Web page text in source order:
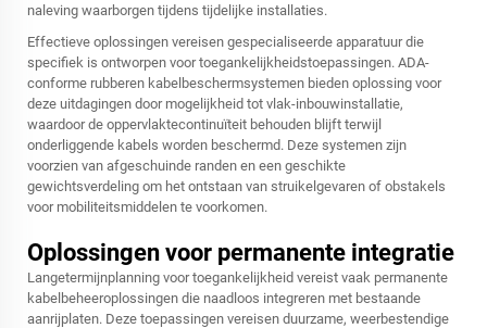
naleving waarborgen tijdens tijdelijke installaties.
Effectieve oplossingen vereisen gespecialiseerde apparatuur die
specifiek is ontworpen voor toegankelijkheidstoepassingen. ADA-
conforme rubberen kabelbeschermsystemen bieden oplossing voor
deze uitdagingen door mogelijkheid tot vlak-inbouwinstallatie,
waardoor de oppervlaktecontinuïteit behouden blijft terwijl
onderliggende kabels worden beschermd. Deze systemen zijn
voorzien van afgeschuinde randen en een geschikte
gewichtsverdeling om het ontstaan van struikelgevaren of obstakels
voor mobiliteitsmiddelen te voorkomen.
Oplossingen voor permanente integratie
Langetermijnplanning voor toegankelijkheid vereist vaak permanente
kabelbeheeroplossingen die naadloos integreren met bestaande
aanrijplaten. Deze toepassingen vereisen duurzame, weerbestendige